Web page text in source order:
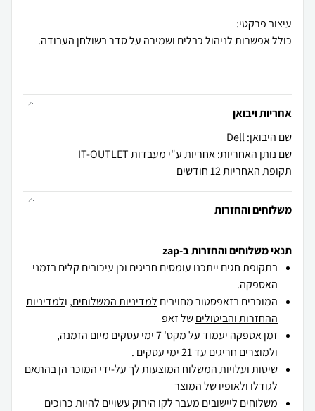
אחריות ויבואן
שם היבואן: Dell
שם נותן האחריות: אחריות ע"י מעבדות IT-OUTLET
תקופת האחריות 12 חודשים
משלוחים והחזרות
תנאי משלוחים והחזרות ב-zap
בתקופת חגים ייתכנו עומסים חריגים וכן עיכובים קלים בזמני
האספקה.
המוכרים בזאפסטור מחויבים למדיניות המשלוחים, ולמדיניות
ההחזרות והביטוליםשל זאפ
זמן אספקה יעמוד על מקס' 7 ימי עסקים מיום הזמנה,
ולמוצרים חריגים עד 21 ימי עסקים .
שיטות ועלויות המשלוח המוצעות לך על-ידי המוכר הן בהתאם
לגודלו ולאופיו של המוצר
משלוחים ליישובים מעבר לקו הירוק עשויים להיות כרוכים